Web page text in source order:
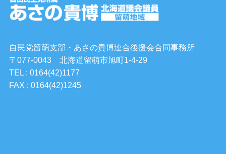
自民党留萌支部・あさの貴博連合後援会合同事務所
〒077-0043 北海道留萌市旭町1-4-29
TEL : 0164(42)1177
FAX : 0164(42)1245